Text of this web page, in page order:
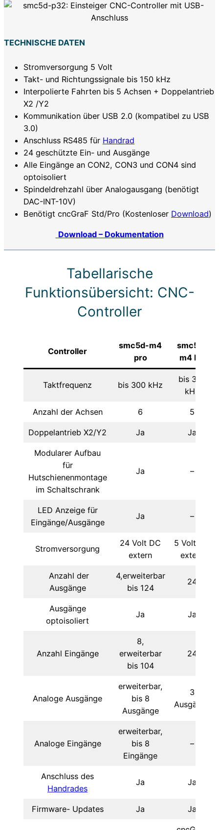
TECHNISCHE DATEN
Stromversorgung 5 Volt
Takt- und Richtungssignale bis 150 kHz
Interpolierte Fahrten bis 5 Achsen + Doppelantrieb
X2 /Y2
Kommunikation über USB 2.0 (kompatibel zu USB
3.0)
Anschluss RS485 für Handrad
24 geschützte Ein- und Ausgänge
Alle Eingänge an CON2, CON3 und CON4 sind
optoisoliert
Spindeldrehzahl über Analogausgang (benötigt
DAC-INT-10V)
Benötigt cncGraF Std/Pro (Kostenloser Download)
Download – Dokumentation
Tabellarische
Funktionsübersicht: CNC-
Controller
Controller
smc5d-m4
pro
smc5d-
m4 lan
Taktfrequenz bis 300 kHz
bis 300
kHz
Anzahl der Achsen 6 5
Doppelantrieb X2/Y2 Ja Ja
Modularer Aufbau
für
Hutschienenmontage
im Schaltschrank
Ja –
LED Anzeige für
Eingänge/Ausgänge
Ja –
Stromversorgung
24 Volt DC
extern
5 Volt DC
extern
Anzahl der
Ausgänge
4,erweiterbar
bis 124
24
Ausgänge
optoisoliert
Ja Ja
Anzahl Eingänge
8,
erweiterbar
bis 104
24
Analoge Ausgänge
erweiterbar,
bis 8
Ausgänge
3
Ausgänge
Analoge Eingänge
erweiterbar,
bis 8
Eingänge
–
Anschluss des
Handrades
Ja Ja
Firmware- Updates Ja Ja